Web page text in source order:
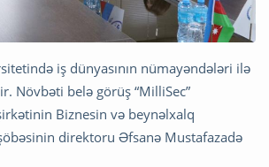
iş dünyasının nümayəndələri ilə
Növbəti belə görüş “MilliSec”
Biznesin və beynəlxalq
direktoru Əfsanə Mustafazadə